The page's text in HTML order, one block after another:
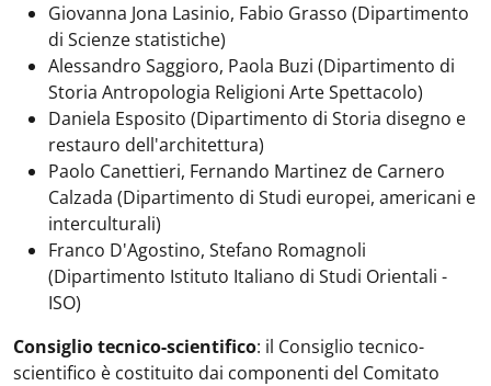
Giovanna Jona Lasinio, Fabio Grasso (Dipartimento
di Scienze statistiche)
Alessandro Saggioro, Paola Buzi (Dipartimento di
Storia Antropologia Religioni Arte Spettacolo)
Daniela Esposito (Dipartimento di Storia disegno e
restauro dell'architettura)
Paolo Canettieri, Fernando Martinez de Carnero
Calzada (Dipartimento di Studi europei, americani e
interculturali)
Franco D'Agostino, Stefano Romagnoli
(Dipartimento Istituto Italiano di Studi Orientali -
ISO)
Consiglio tecnico-scientifico: il Consiglio tecnico-
scientifico è costituito dai componenti del Comitato